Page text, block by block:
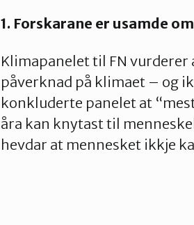
1. Forskarane er usamde
Klimapanelet til FN
påverknad på klimaet – og
konkluderte panelet at
åra kan knytast til
hevdar at mennesket ikkje